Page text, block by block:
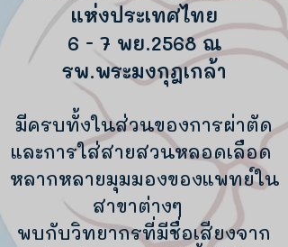
แห่งประเทศไทย
6 - 7 พย.2568 ณ
รพ.พระมงกุฎเกล้า
มีครบทั้งในส่วนของการผ่าตัด
และการใส่สายสวนหลอดเลือด
หลากหลายมุมมองของแพทย์ใน
สาขาต่างๆ
พบกับวิทยากรที่มีชื่อเสียงจาก